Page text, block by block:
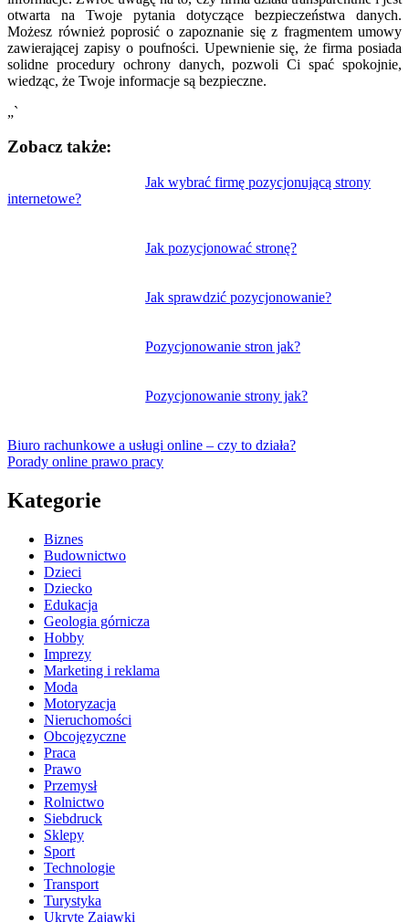
otwarta na Twoje pytania dotyczące bezpieczeństwa danych.
Możesz również poprosić o zapoznanie się z fragmentem umowy
zawierającej zapisy o poufności. Upewnienie się, że firma posiada
solidne procedury ochrony danych, pozwoli Ci spać spokojnie,
wiedząc, że Twoje informacje są bezpieczne.
„`
Zobacz także:
Jak wybrać firmę pozycjonującą strony
internetowe?
Jak pozycjonować stronę?
Jak sprawdzić pozycjonowanie?
Pozycjonowanie stron jak?
Pozycjonowanie strony jak?
wpisu
Biuro rachunkowe a usługi online – czy to działa?
Porady online prawo pracy
Kategorie
Biznes
Budownictwo
Dzieci
Dziecko
Edukacja
Geologia górnicza
Hobby
Imprezy
Marketing i reklama
Moda
Motoryzacja
Nieruchomości
Obcojęzyczne
Praca
Prawo
Przemysł
Rolnictwo
Siebdruck
Sklepy
Sport
Technologie
Transport
Turystyka
Ukryte Zajawki